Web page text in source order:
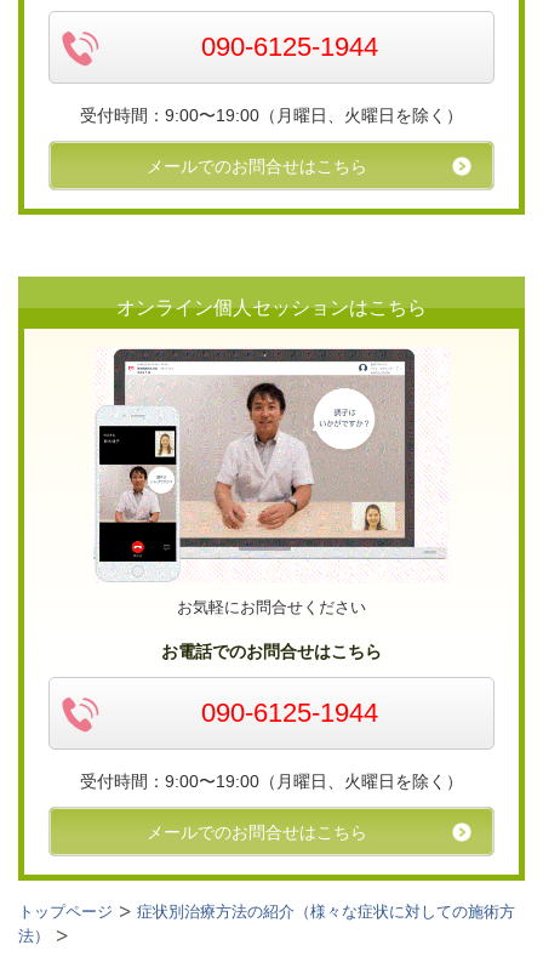
090-6125-1944
受付時間：9:00〜19:00（月曜日、火曜日を除く）
メールでのお問合せはこちら
オンライン個人セッションはこちら
お気軽にお問合せください
お電話でのお問合せはこちら
090-6125-1944
受付時間：9:00〜19:00（月曜日、火曜日を除く）
メールでのお問合せはこちら
トップページ
症状別治療方法の紹介（様々な症状に対しての施術方
法）